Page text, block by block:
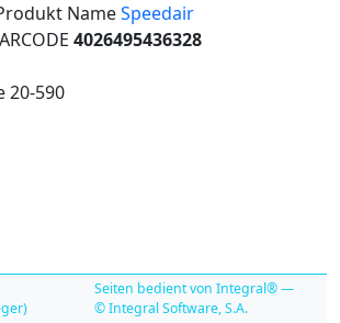
NameSpeedair
4026495436328
20-590
Seiten bedient von Integral® —
© Integral Software, S.A.